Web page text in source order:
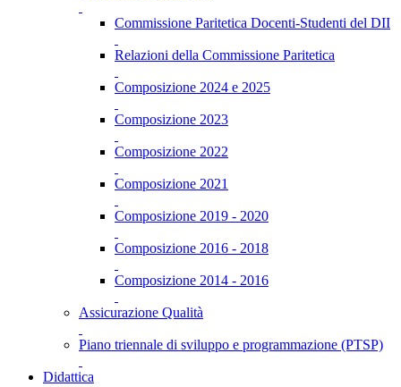
Commissione Paritetica Docenti-Studenti del DII
Relazioni della Commissione Paritetica
Composizione 2024 e 2025
Composizione 2023
Composizione 2022
Composizione 2021
Composizione 2019 - 2020
Composizione 2016 - 2018
Composizione 2014 - 2016
Assicurazione Qualità
Piano triennale di sviluppo e programmazione (PTSP)
Didattica